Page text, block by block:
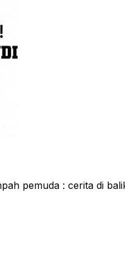
pemuda : cerita di